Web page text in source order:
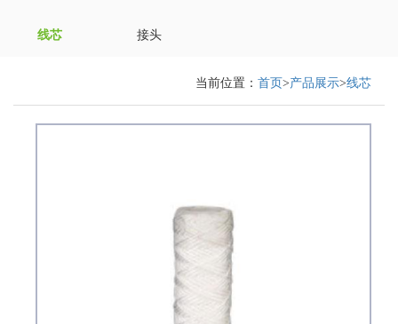
线芯 接头
当前位置： 首页>产品展示>线芯